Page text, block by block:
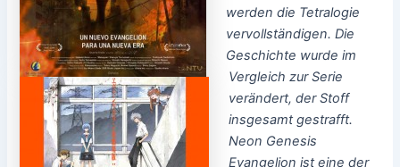
werden die Tetralogie
vervollständigen. Die
Geschichte wurde im
Vergleich zur Serie
verändert, der Stoff
insgesamt gestrafft.
Neon Genesis
Evangelion ist eine der